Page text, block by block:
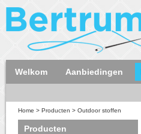
Welkom Aanbiedingen
Home > Producten > Outdoor stoffen
Producten